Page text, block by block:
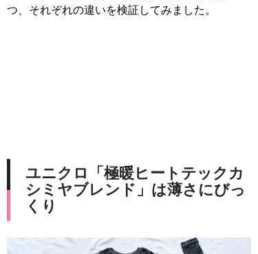
つ、それぞれの違いを検証してみました。
ユニクロ「極暖ヒートテックカ
シミヤブレンド」は薄さにびっ
くり